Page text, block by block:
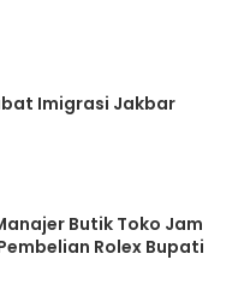
Imigrasi Jakbar
Butik Toko Jam
Rolex Bupati